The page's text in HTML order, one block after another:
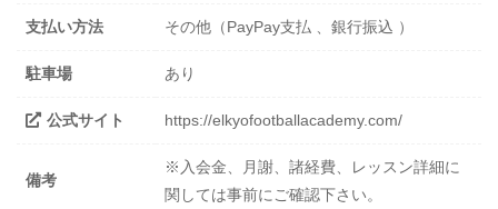
支払い方法 その他（PayPay支払 、銀行振込 ）
駐車場 あり
公式サイト https://elkyofootballacademy.com/
備考
※入会金、月謝、諸経費、レッスン詳細に
関しては事前にご確認下さい。